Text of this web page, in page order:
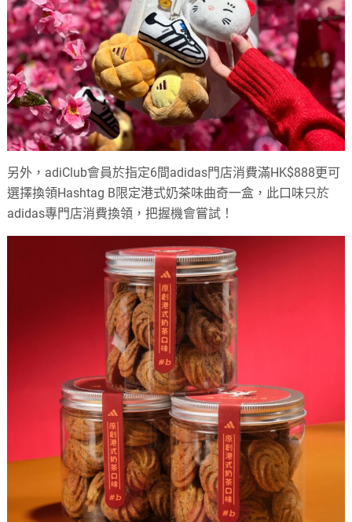
另外，adiClub會員於指定6間adidas門店消費滿HK$888更可
選擇換領Hashtag B限定港式奶茶味曲奇一盒，此口味只於
adidas專門店消費換領，把握機會嘗試！